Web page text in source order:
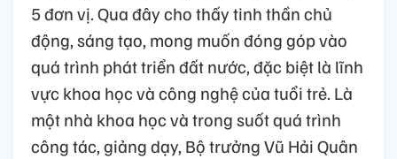
5 đơn vị. Qua đây cho thấy tinh thần chủ
động, sáng tạo, mong muốn đóng góp vào
quá trình phát triển đất nước, đặc biệt là lĩnh
vực khoa học và công nghệ của tuổi trẻ. Là
một nhà khoa học và trong suốt quá trình
công tác, giảng dạy, Bộ trưởng Vũ Hải Quân